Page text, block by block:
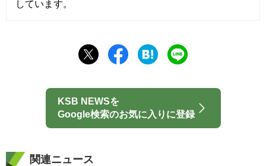
しています。
KSB NEWSを
Google検索のお気に入りに登録
関連ニュース